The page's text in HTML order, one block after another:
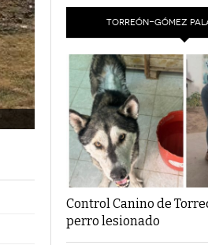
TORREÓN-GÓMEZ
Control Canino de
perro lesionado